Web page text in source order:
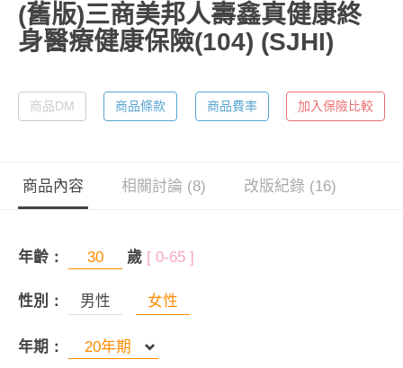
(舊版)三商美邦人壽鑫真健康終
身醫療健康保險(104) (SJHI)
商品DM 商品條款 商品費率 加入保險比較
商品內容 相關討論 (8) 改版紀錄 (16)
年齡： 歲 [ 0-65 ]
性別： 男性 女性
年期：